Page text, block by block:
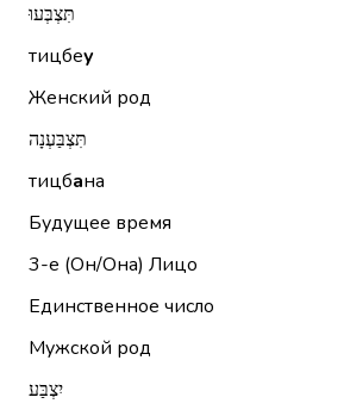
תִּצְבְּעוּ
тицбеу
Женский род
תִּצְבַּעְנָה
тицбана
Будущее время
3-е (Он/Она) Лицо
Единственное число
Мужской род
יִצְבַּע